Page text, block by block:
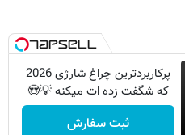
پرکاربردترین چراغ شارژی 2026
که شگفت زده ات میکنه 💡😍
ثبت سفارش